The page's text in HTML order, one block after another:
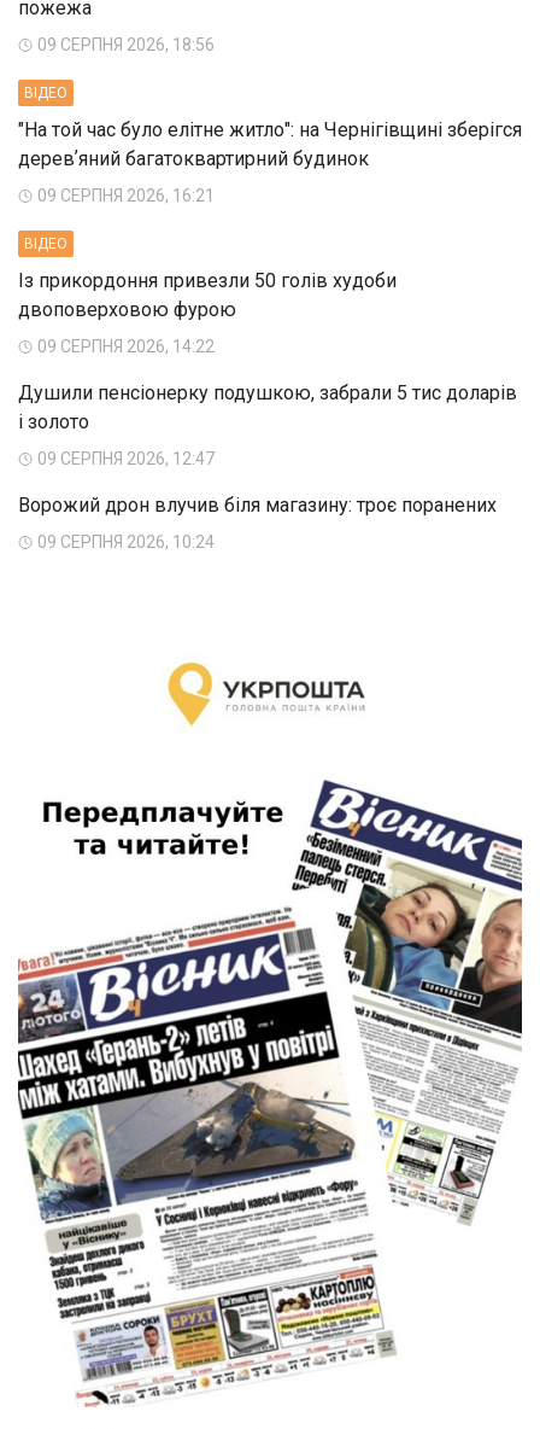
пожежа
09 СЕРПНЯ 2026, 18:56
ВIДЕО
"На той час було елітне житло": на Чернігівщині зберігся
деревʼяний багатоквартирний будинок
09 СЕРПНЯ 2026, 16:21
ВIДЕО
Із прикордоння привезли 50 голів худоби
двоповерховою фурою
09 СЕРПНЯ 2026, 14:22
Душили пенсіонерку подушкою, забрали 5 тис доларів
і золото
09 СЕРПНЯ 2026, 12:47
Ворожий дрон влучив біля магазину: троє поранених
09 СЕРПНЯ 2026, 10:24